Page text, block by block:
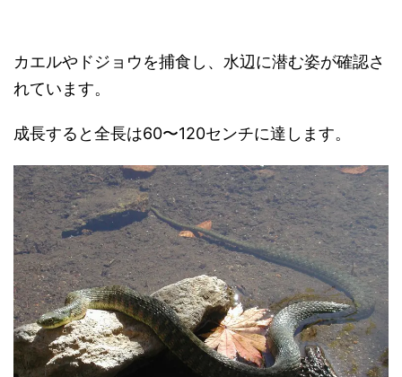
カエルやドジョウを捕食し、水辺に潜む姿が確認さ
れています。
成長すると全長は60〜120センチに達します。